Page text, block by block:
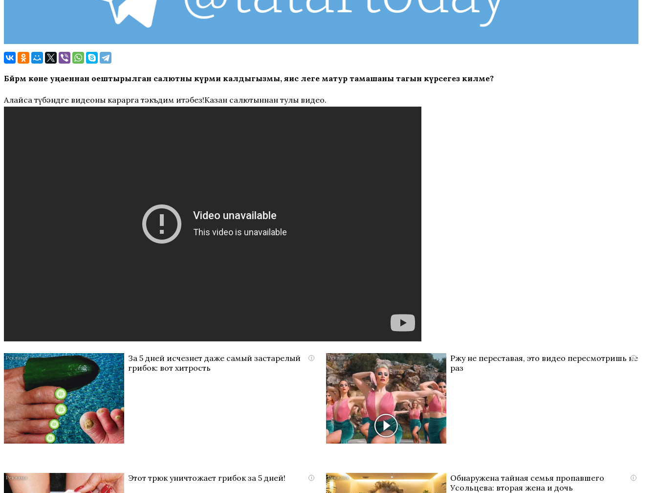
Бәйрәм көне уңаеннан оештырылган салютны күрми калдыгызмы, яисә әлеге матур тамашаны тагын күрәсегез киләме?
Алайса түбәндге видеоны карарга тәкъдим итәбез!Казан салютыннан тулы видео.
i
За 5 дней исчезнет даже самый застарелый
грибок: вот хитрость
i
Ржу не переставая, это видео пересмотришь не
раз
i
Этот трюк уничтожает грибок за 5 дней! i
Обнаружена тайная семья пропавшего
Усольцева: вторая жена и дочь